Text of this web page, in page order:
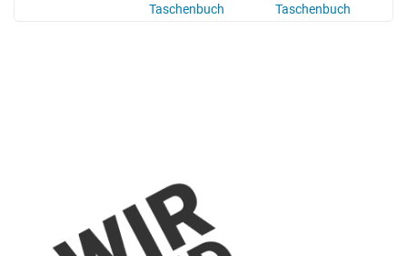
Taschenbuch
Taschenbuch